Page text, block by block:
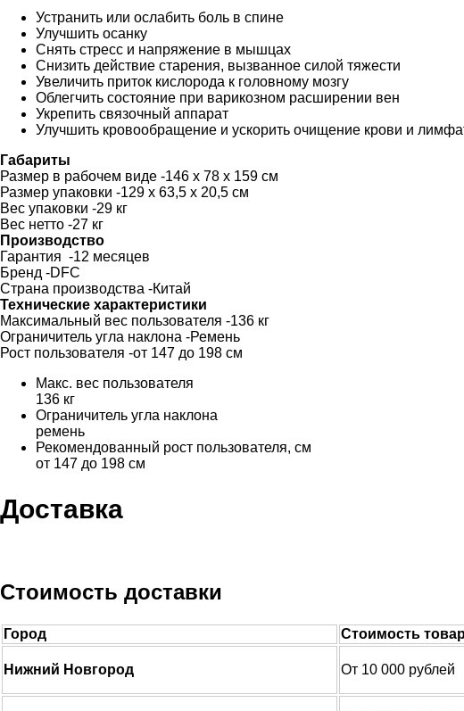
Устранить или ослабить боль в спине
Улучшить осанку
Cнять стресс и напряжение в мышцах
Снизить действие старения, вызванное силой тяжести
Увеличить приток кислорода к головному мозгу
Облегчить состояние при варикозном расширении вен
Укрепить связочный аппарат
Улучшить кровообращение и ускорить очищение крови и
Габариты
Размер в рабочем виде -146 х 78 х 159 см
Размер упаковки -129 х 63,5 х 20,5 см
Вес упаковки -29 кг
Вес нетто -27 кг
Производство
Гарантия -12 месяцев
Бренд -DFC
Страна производства -Китай
Технические характеристики
Максимальный вес пользователя -136 кг
Ограничитель угла наклона -Ремень
Рост пользователя -от 147 до 198 см
Макс. вес пользователя
136 кг
Ограничитель угла наклона
ремень
Рекомендованный рост пользователя, см
от 147 до 198 см
Доставка
Стоимость доставки
Город Стоимость
Нижний Новгород От 10 000 рублей